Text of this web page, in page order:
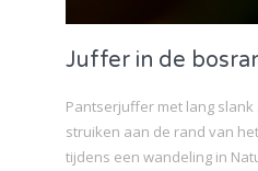
Juffer in de
Pantserjuffer met lang
struiken aan de rand van
tijdens een wandeling in